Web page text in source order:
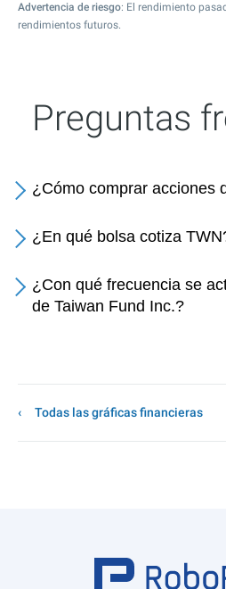
Advertencia de riesgo: El rendimiento
rendimientos futuros.
Preguntas
¿Cómo comprar acciones
¿En qué bolsa cotiza
¿Con qué frecuencia se
de Taiwan Fund Inc.?
Todas las gráficas financieras